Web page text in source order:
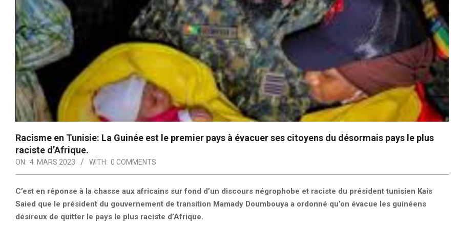
Racisme en Tunisie: La Guinée est le premier pays à évacuer ses citoyens du désormais pays le plus
raciste d’Afrique.
ON: 4. MARS 2023 WITH: 0 COMMENTS
C’est en réponse à la chasse aux africains sur fond d’un discours négrophobe et raciste du président tunisien Kais
Saied que le président du gouvernement de transition Mamady Doumbouya a ordonné qu’on évacue les guinéens
désireux de quitter le pays le plus raciste d’Afrique.